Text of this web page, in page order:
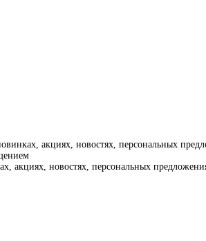
акциях, новостях, персональных
акциях, новостях, персональных